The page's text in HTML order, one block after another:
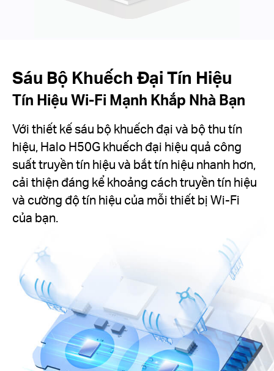
Sáu Bộ Khuếch Đại Tín Hiệu
Tín Hiệu Wi-Fi Mạnh Khắp Nhà Bạn
Với thiết kế sáu bộ khuếch đại và bộ thu tín
hiệu, Halo H50G khuếch đại hiệu quả công
suất truyền tín hiệu và bắt tín hiệu nhanh hơn,
cải thiện đáng kể khoảng cách truyền tín hiệu
và cường độ tín hiệu của mỗi thiết bị Wi-Fi
của bạn.